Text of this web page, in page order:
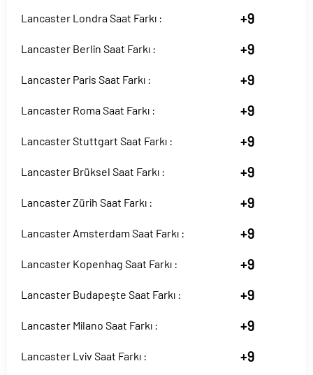
Lancaster Londra Saat Farkı : +9
Lancaster Berlin Saat Farkı : +9
Lancaster Paris Saat Farkı : +9
Lancaster Roma Saat Farkı : +9
Lancaster Stuttgart Saat Farkı : +9
Lancaster Brüksel Saat Farkı : +9
Lancaster Zürih Saat Farkı : +9
Lancaster Amsterdam Saat Farkı : +9
Lancaster Kopenhag Saat Farkı : +9
Lancaster Budapeşte Saat Farkı : +9
Lancaster Milano Saat Farkı : +9
Lancaster Lviv Saat Farkı : +9